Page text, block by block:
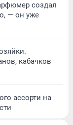
создал
— он уже
кабачков
ассорти на